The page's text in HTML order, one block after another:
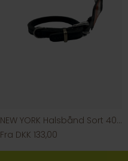
NEW YORK Halsbånd Sort 40 mm. / 70 cm.
Fra DKK 133,00